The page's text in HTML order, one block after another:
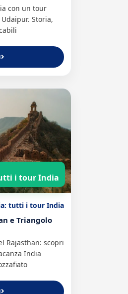
con un tour
Storia,
i tour India
tutti i tour India
e Triangolo
Rajasthan: scopri
India